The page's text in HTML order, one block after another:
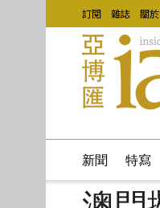
訂閱 雜誌 關於
新聞 特寫